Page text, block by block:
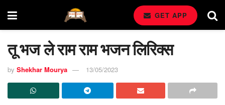
GET APP
तू भज ले राम राम भजन लिरिक्स
by Shekhar Mourya 13/05/2023